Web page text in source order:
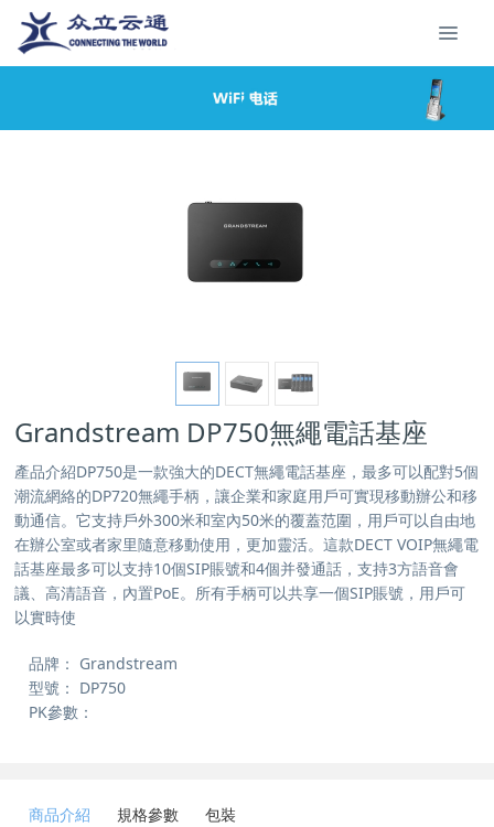
Grandstream DP750無繩電話基座
產品介紹DP750是一款強大的DECT無繩電話基座，最多可以配對5個
潮流網絡的DP720無繩手柄，讓企業和家庭用戶可實現移動辦公和移
動通信。它支持戶外300米和室內50米的覆蓋范圍，用戶可以自由地
在辦公室或者家里隨意移動使用，更加靈活。這款DECT VOIP無繩電
話基座最多可以支持10個SIP賬號和4個并發通話，支持3方語音會
議、高清語音，內置PoE。所有手柄可以共享一個SIP賬號，用戶可
以實時使
品牌： Grandstream
型號： DP750
PK參數：
商品介紹 規格參數 包裝